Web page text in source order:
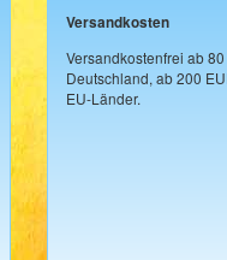
Versandkosten
Versandkostenfrei ab
Deutschland, ab 200
EU-Länder.